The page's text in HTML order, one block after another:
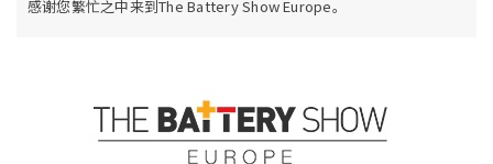
感谢您繁忙之中来到The Battery Show Europe。